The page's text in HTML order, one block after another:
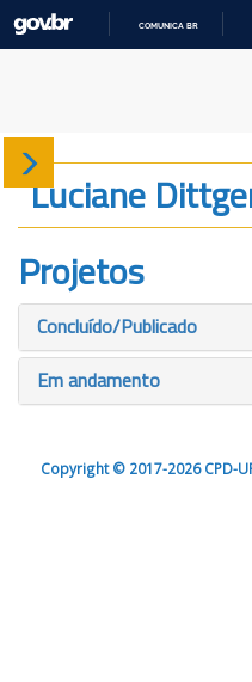
COMUNICA BR
Sobre
Produção
Projetos
Gráficos
Luciane
Projetos
Concluído/Publicado
Em andamento
Copyright © 2017-2026 CPD-